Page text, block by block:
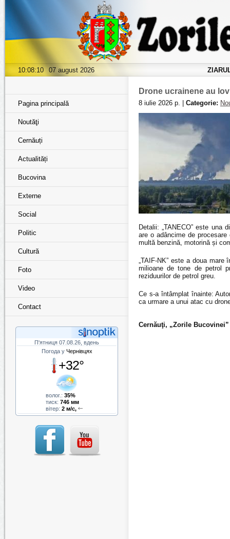
10:08:11 07 august 2026
Pagina principală
Noutăţi
Cernăuți
Actualități
Bucovina
Externe
Social
Politic
Cultură
Foto
Video
Contact
П'ятниця 07.08.26, вдень
Погода у Чернівцях
+32°
волог.: 35%
тиск: 746 мм
вітер: 2 м/с,
Drone ucrainene au
8 iulie 2026 р. | Categorie:
Detalii: „TANECO” este una
are o adâncime de
multă benzină, motorină și
„TAIF-NK” este a doua
milioane de tone de petrol
reziduurilor de petrol greu.
Ce s-a întâmplat înainte:
ca urmare a unui atac cu
Cernăuţi, „Zorile